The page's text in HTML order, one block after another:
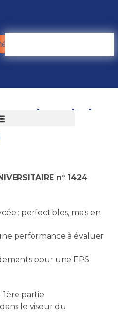
n° 1424
: perfectibles, mais en
performance à évaluer
pour une EPS
1ère partie
le viseur du